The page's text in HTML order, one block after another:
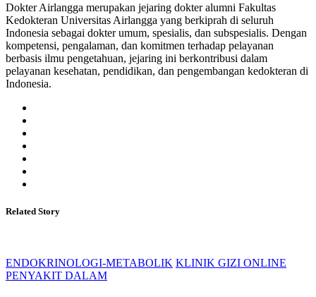
Dokter Airlangga merupakan jejaring dokter alumni Fakultas
Kedokteran Universitas Airlangga yang berkiprah di seluruh
Indonesia sebagai dokter umum, spesialis, dan subspesialis. Dengan
kompetensi, pengalaman, dan komitmen terhadap pelayanan
berbasis ilmu pengetahuan, jejaring ini berkontribusi dalam
pelayanan kesehatan, pendidikan, dan pengembangan kedokteran di
Indonesia.
Related Story
ENDOKRINOLOGI-METABOLIK KLINIK GIZI ONLINE
PENYAKIT DALAM